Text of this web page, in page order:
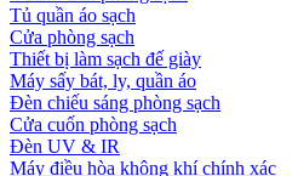
Tủ quần áo sạch
Cửa phòng sạch
Thiết bị làm sạch đế giày
Máy sấy bát, ly, quần áo
Đèn chiếu sáng phòng sạch
Cửa cuốn phòng sạch
Đèn UV & IR
Máy điều hòa không khí chính xác